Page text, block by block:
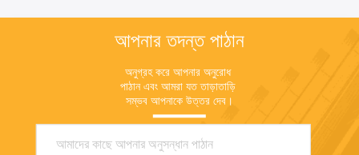
আপনার তদন্ত পাঠান
অনুগ্রহ করে আপনার অনুরোধ
পাঠান এবং আমরা যত তাড়াতাড়ি
সম্ভব আপনাকে উত্তর দেব।